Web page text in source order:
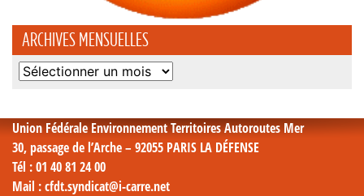
ARCHIVES MENSUELLES
Archives
Union Fédérale Environnement Territoires Autoroutes Mer
30, passage de l’Arche – 92055 PARIS LA DÉFENSE
Tél : 01 40 81 24 00
Mail : cfdt.syndicat@i-carre.net